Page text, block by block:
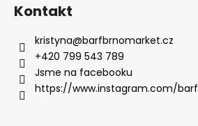
Kontakt
kristyna@barfbrnomarket.cz
+420 799 543 789
Jsme na facebooku
https://www.instagram.com/